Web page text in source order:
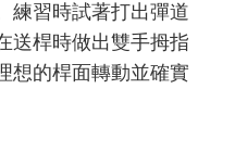
練習時試著打出彈道
送桿時做出雙手拇指
想的桿面轉動並確實